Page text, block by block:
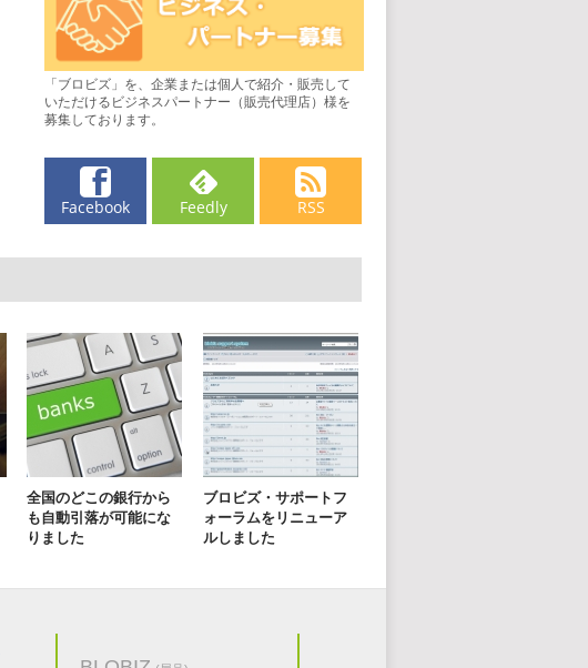
「ブロビズ」を、企業または個人で紹介・販売して
いただけるビジネスパートナー（販売代理店）様を
募集しております。
Facebook Feedly RSS
全国のどこの銀行から
も自動引落が可能にな
りました
ブロビズ・サポートフ
ォーラムをリニューア
ルしました